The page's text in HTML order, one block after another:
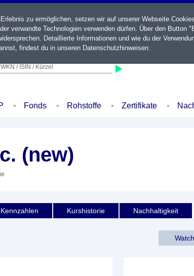
/ ISIN / Kürzel
Fonds Rohstoffe Zertifikate
(new)
Kennzahlen Kurshistorie Nachhaltigkeit
zu ermöglichen, setzen wir auf unserer Webseite
verwandte Technologien verwenden dürfen. Über den Button
Detaillierte Informationen und wie du der
findest du in unseren Datenschutzhinweisen.